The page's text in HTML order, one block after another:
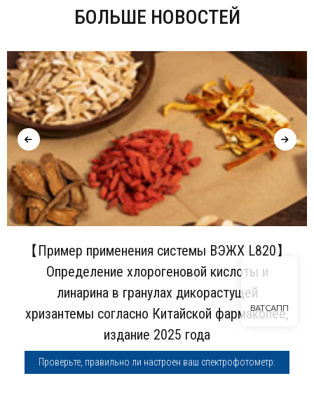
БОЛЬШЕ НОВОСТЕЙ
【Пример применения системы ВЭЖХ L820】
Определение хлорогеновой кислоты и
линарина в гранулах дикорастущей
хризантемы согласно Китайской фармакопее,
издание 2025 года
Проверьте, правильно ли настроен ваш спектрофотометр:
ВАТСАПП